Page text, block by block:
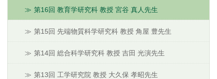
第16回 教育学研究科 教授 宮谷 真人先生
第15回 先端物質科学研究科 教授 角屋 豊先生
第14回 総合科学研究科 教授 吉田 光演先生
第13回 工学研究院 教授 大久保 孝昭先生